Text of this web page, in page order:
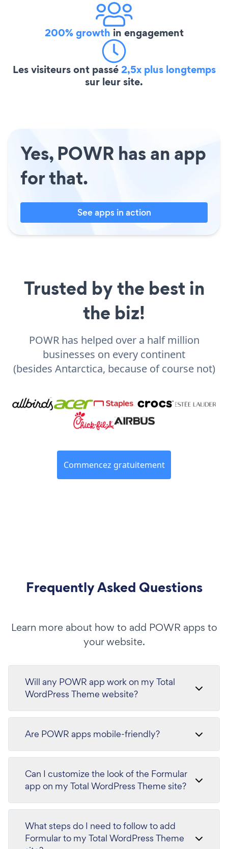
200% growth in engagement
Les visiteurs ont passé2,5x plus longtemps
sur leur site.
Yes, POWR has an app
for that.
See apps in action
Trusted by the best in
the biz!
POWR has helped over a half million
businesses on every continent
(besides Antarctica, because of course not)
Commencez gratuitement
Frequently Asked Questions
Learn more about how to add POWR apps to
your website.
Will any POWR app work on my Total
WordPress Theme website?
Are POWR apps mobile-friendly?
Can I customize the look of the Formular
app on my Total WordPress Theme site?
What steps do I need to follow to add
Formular to my Total WordPress Theme